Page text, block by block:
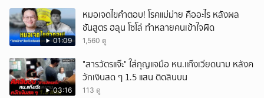
01:09
หมอเจดไขคำตอบ! โรคแม่ม่าย คืออะไร หลังผล
ชันสูตร ฮลุน โซโล่ ทำหลายคนเข้าใจผิด
1,560 ดู
03:16
"สารวัตรแจ๊ะ" ใส่กุญแจมือ หน.แก๊งเวียดนาม หลังค
วักเงินสด ๆ 1.5 แสน ติดสินบน
113 ดู